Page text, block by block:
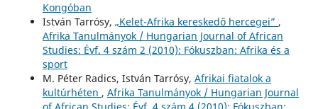
Kongóban
István Tarrósy, „Kelet-Afrika kereskedő hercegei” ,
Afrika Tanulmányok / Hungarian Journal of African
Studies: Évf. 4 szám 2 (2010): Fókuszban: Afrika és a
sport
M. Péter Radics, István Tarrósy, Afrikai fiatalok a
kultúrhéten , Afrika Tanulmányok / Hungarian Journal
of African Studies: Évf. 4 szám 4 (2010): Fókuszban: